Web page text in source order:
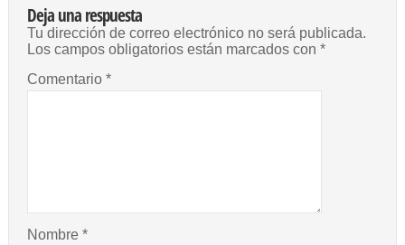
Deja una respuesta
Tu dirección de correo electrónico no será publicada.
Los campos obligatorios están marcados con *
Comentario *
Nombre *